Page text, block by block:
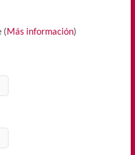
(Más información)